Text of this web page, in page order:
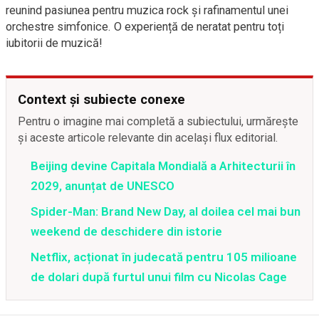
reunind pasiunea pentru muzica rock și rafinamentul unei
orchestre simfonice. O experiență de neratat pentru toți
iubitorii de muzică!
Context și subiecte conexe
Pentru o imagine mai completă a subiectului, urmărește
și aceste articole relevante din același flux editorial.
Beijing devine Capitala Mondială a Arhitecturii în
2029, anunțat de UNESCO
Spider-Man: Brand New Day, al doilea cel mai bun
weekend de deschidere din istorie
Netflix, acționat în judecată pentru 105 milioane
de dolari după furtul unui film cu Nicolas Cage